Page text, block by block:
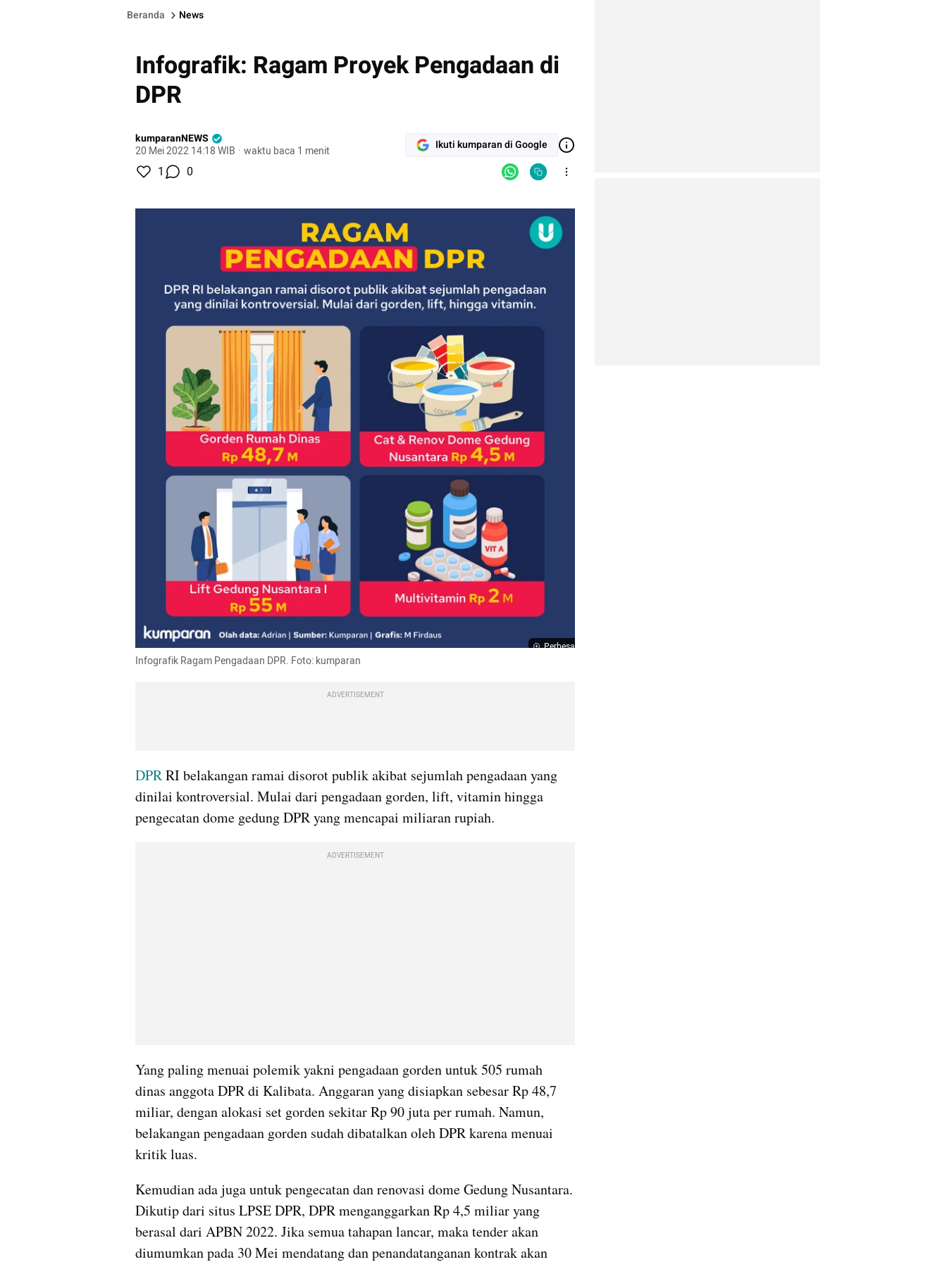
Beranda News
Infografik: Ragam Proyek Pengadaan di
DPR
kumparanNEWS
20 Mei 2022 14:18 WIB · waktu baca 1 menit Ikuti kumparan di Google
1 0
Perbesar
Infografik Ragam Pengadaan DPR. Foto: kumparan
ADVERTISEMENT
DPR RI belakangan ramai disorot publik akibat sejumlah pengadaan yang
dinilai kontroversial. Mulai dari pengadaan gorden, lift, vitamin hingga
pengecatan dome gedung DPR yang mencapai miliaran rupiah.
ADVERTISEMENT
Yang paling menuai polemik yakni pengadaan gorden untuk 505 rumah
dinas anggota DPR di Kalibata. Anggaran yang disiapkan sebesar Rp 48,7
miliar, dengan alokasi set gorden sekitar Rp 90 juta per rumah. Namun,
belakangan pengadaan gorden sudah dibatalkan oleh DPR karena menuai
kritik luas.
Kemudian ada juga untuk pengecatan dan renovasi dome Gedung Nusantara.
Dikutip dari situs LPSE DPR, DPR menganggarkan Rp 4,5 miliar yang
berasal dari APBN 2022. Jika semua tahapan lancar, maka tender akan
diumumkan pada 30 Mei mendatang dan penandatanganan kontrak akan